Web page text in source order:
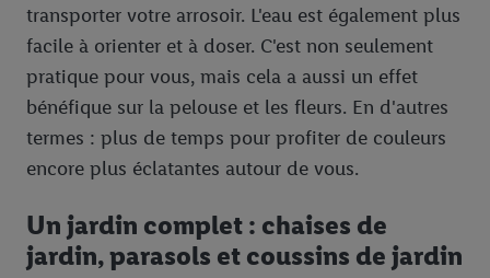
transporter votre arrosoir. L'eau est également plus
facile à orienter et à doser. C'est non seulement
pratique pour vous, mais cela a aussi un effet
bénéfique sur la pelouse et les fleurs. En d'autres
termes : plus de temps pour profiter de couleurs
encore plus éclatantes autour de vous.
Un jardin complet : chaises de
jardin, parasols et coussins de jardin